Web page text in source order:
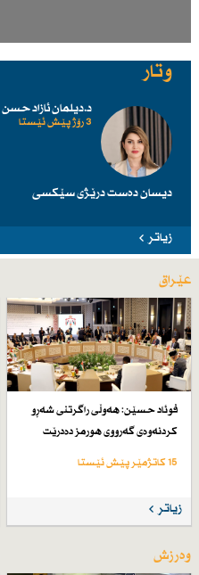
وتار
د.دیلمان ئازاد حسن
3 رۆژ پێش ئێستا
دیسان دەست درێژی سێكسی
زیاتر
عێراق
فوئاد حسێن: هەوڵی راگرتنی شەڕو
كردنەوەی گەرووی هورمز دەدرێت
15 کاتژمێر پێش ئێستا
زیاتر
وەرزش